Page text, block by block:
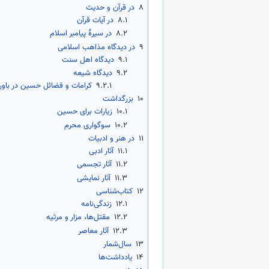
۸ در قرآن و حدیث
۸.۱ در آیات قرآن
۸.۲ در سیرهٔ پیامبر اسلام
۹ در دیدگاه مذاهب اسلامی
۹.۱ دیدگاه اهل سنت
۹.۲ دیدگاه شیعه
۹.۲.۱ کرامات و فضائل حسین در
۱۰ بزرگداشت
۱۰.۱ زیارات برای حسین
۱۰.۲ سوگواری محرم
۱۱ در هنر و ادبیات
۱۱.۱ آثار ادبی
۱۱.۲ آثار تجسمی
۱۱.۳ آثار نمایشی
۱۲ کتاب‌شناسی
۱۲.۱ زندگی‌نامه
۱۲.۲ مقتل‌ها، مزار و مرثیه
۱۲.۳ آثار معاصر
۱۳ سال‌شمار
۱۴ یادداشت‌ها